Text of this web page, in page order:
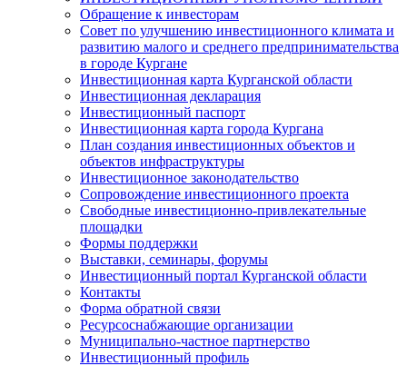
Обращение к инвесторам
Совет по улучшению инвестиционного климата и
развитию малого и среднего предпринимательства
в городе Кургане
Инвестиционная карта Курганской области
Инвестиционная декларация
Инвестиционный паспорт
Инвестиционная карта города Кургана
План создания инвестиционных объектов и
объектов инфраструктуры
Инвестиционное законодательство
Сопровождение инвестиционного проекта
Свободные инвестиционно-привлекательные
площадки
Формы поддержки
Выставки, семинары, форумы
Инвестиционный портал Курганской области
Контакты
Форма обратной связи
Ресурсоснабжающие организации
Муниципально-частное партнерство
Инвестиционный профиль